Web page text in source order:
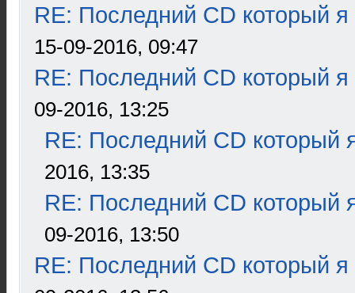
RE: Последний CD который я
15-09-2016, 09:47
RE: Последний CD который я
09-2016, 13:25
RE: Последний CD который
2016, 13:35
RE: Последний CD который
09-2016, 13:50
RE: Последний CD который я